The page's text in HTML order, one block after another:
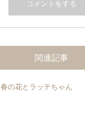
関連記事
春の花とラッテちゃん